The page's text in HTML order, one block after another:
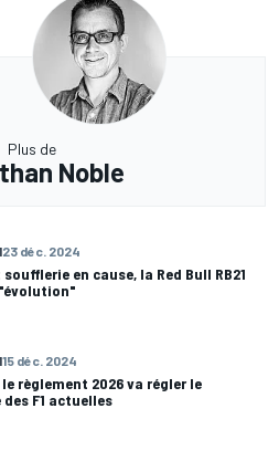
Plus de
Noble
23 déc. 2024
en cause, la Red Bull RB21
15 déc. 2024
règlement 2026 va régler le
F1 actuelles